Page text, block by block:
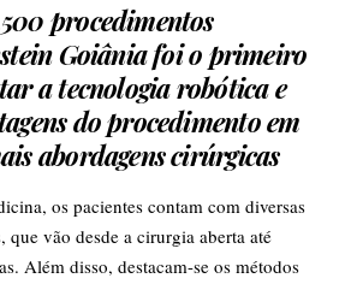
procedimentos
Goiânia foi o primeiro
a tecnologia robótica e
do procedimento em
abordagens cirúrgicas
os pacientes contam com diversas
que vão desde a cirurgia aberta até
Além disso, destacam-se os métodos